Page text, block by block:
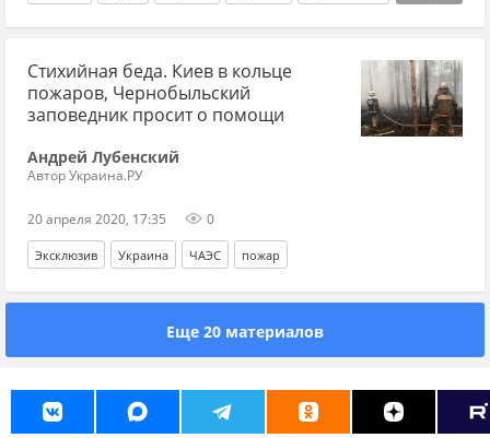
карантин Усик коммунизм коронавирус
Стихийная беда. Киев в кольце
пожаров, Чернобыльский
заповедник просит о помощи
Андрей Лубенский
Автор Украина.РУ
20 апреля 2020, 17:35 0
Эксклюзив Украина ЧАЭС пожар
Еще 20 материалов